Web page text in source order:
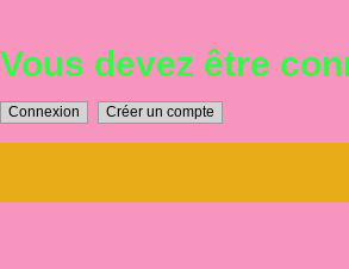
Vous devez être